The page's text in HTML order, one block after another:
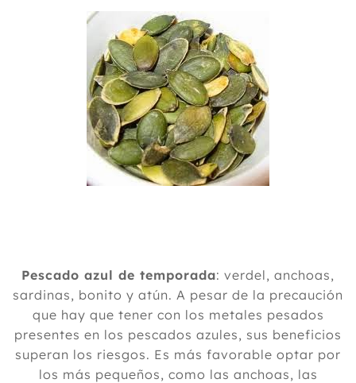
Pescado azul de temporada: verdel, anchoas,
sardinas, bonito y atún. A pesar de la precaución
que hay que tener con los metales pesados
presentes en los pescados azules, sus beneficios
superan los riesgos. Es más favorable optar por
los más pequeños, como las anchoas, las